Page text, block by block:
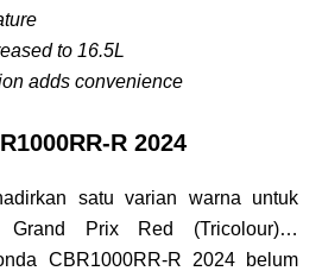
to 16.5L
adds convenience
R 2024
satu varian warna untuk
Prix Red (Tricolour)…
CBR1000RR-R 2024 belum